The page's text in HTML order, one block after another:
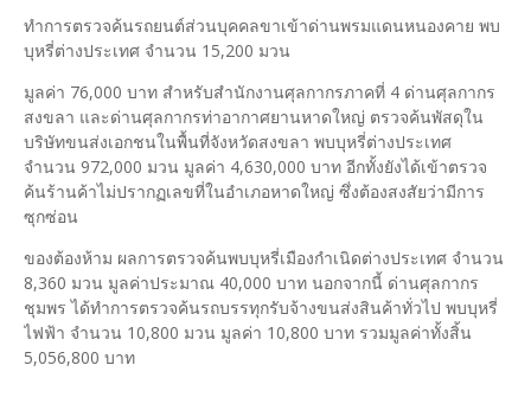
ทำการตรวจค้นรถยนต์ส่วนบุคคลขาเข้าด่านพรมแดนหนองคาย พบ
บุหรี่ต่างประเทศ จำนวน 15,200 มวน
มูลค่า 76,000 บาท สำหรับสำนักงานศุลกากรภาคที่ 4 ด่านศุลกากร
สงขลา และด่านศุลกากรท่าอากาศยานหาดใหญ่ ตรวจค้นพัสดุใน
บริษัทขนส่งเอกชนในพื้นที่จังหวัดสงขลา พบบุหรี่ต่างประเทศ
จำนวน 972,000 มวน มูลค่า 4,630,000 บาท อีกทั้งยังได้เข้าตรวจ
ค้นร้านค้าไม่ปรากฏเลขที่ในอำเภอหาดใหญ่ ซึ่งต้องสงสัยว่ามีการ
ซุกซ่อน
ของต้องห้าม ผลการตรวจค้นพบบุหรี่เมืองกำเนิดต่างประเทศ จำนวน
8,360 มวน มูลค่าประมาณ 40,000 บาท นอกจากนี้ ด่านศุลกากร
ชุมพร ได้ทำการตรวจค้นรถบรรทุกรับจ้างขนส่งสินค้าทั่วไป พบบุหรี่
ไฟฟ้า จำนวน 10,800 มวน มูลค่า 10,800 บาท รวมมูลค่าทั้งสิ้น
5,056,800 บาท